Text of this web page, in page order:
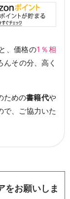
、価格の1％相
その分、高く
ための書籍代や
で、ご協力いた
をお願いしま